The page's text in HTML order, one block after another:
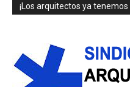
¡Los arquitectos ya tenemos